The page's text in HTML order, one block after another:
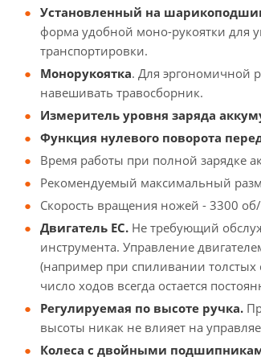
Установленный на
форма удобной моно-рукоятки для
транспортировки.
Монорукоятка. Для эргономичной
навешивать травосборник.
Измеритель уровня заряда
Функция нулевого поворота
Время работы при полной зарядке
Рекомендуемый максимальный
Скорость вращения ножей - 3300
Двигатель EC. Не требующий
инструмента. Управление
(например при спиливании толстых
число ходов всегда остается
Регулируемая по высоте ручка.
высоты никак не влияет на
Колеса с двойными